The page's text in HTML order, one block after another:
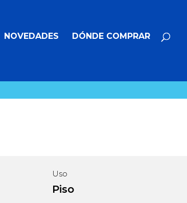
NOVEDADES DÓNDE COMPRAR
Uso
Piso